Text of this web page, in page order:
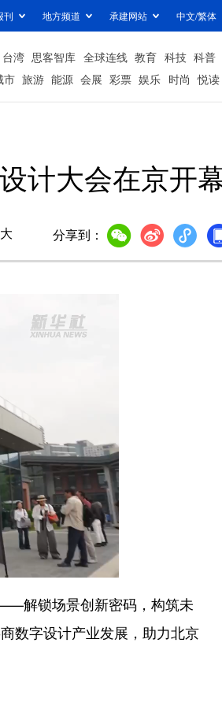
刊 地方频道 承建网站 中文/繁体
台湾 思客智库 全球连线 教育 科技 科普
市 旅游 能源 会展 彩票 娱乐 时尚 悦读
计大会在京开
大 分享到：
解锁场景创新密码，构筑未
数字设计产业发展，助力北京